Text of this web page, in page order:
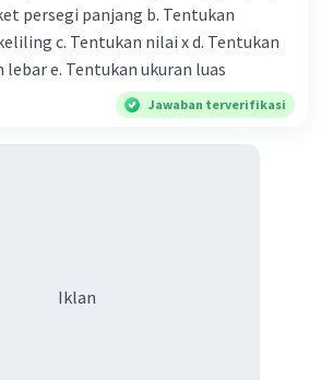
persegi panjang b. Tentukan
c. Tentukan nilai x d. Tentukan
lebar e. Tentukan ukuran luas
Jawaban terverifikasi
Iklan